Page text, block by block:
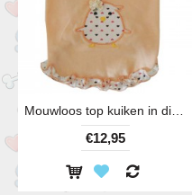
€12,95